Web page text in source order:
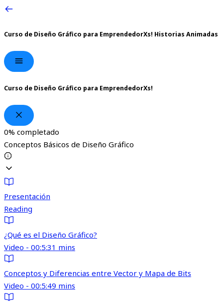
Curso de Diseño Gráfico para EmprendedorXs! Historias Animadas
Curso de Diseño Gráfico para EmprendedorXs!
0% completado
Conceptos Básicos de Diseño Gráfico
Presentación
Reading
¿Qué es el Diseño Gráfico?
Video - 00:5:31 mins
Conceptos y Diferencias entre Vector y Mapa de Bits
Video - 00:5:49 mins